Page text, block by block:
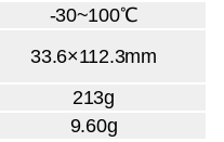
-30~100℃
33.6×112.3mm
213g
9.60g